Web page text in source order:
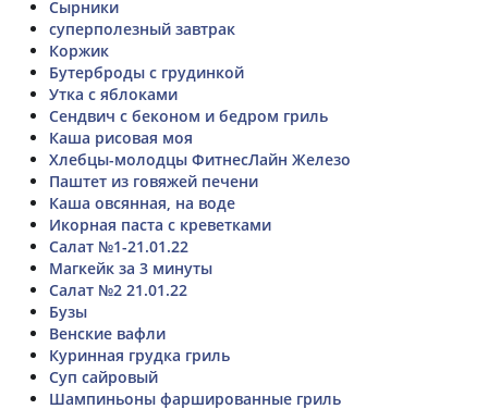
Сырники
суперполезный завтрак
Коржик
Бутерброды с грудинкой
Утка с яблоками
Сендвич с беконом и бедром гриль
Каша рисовая моя
Хлебцы-молодцы ФитнесЛайн Железо
Паштет из говяжей печени
Каша овсянная, на воде
Икорная паста с креветками
Салат №1-21.01.22
Магкейк за 3 минуты
Салат №2 21.01.22
Бузы
Венские вафли
Куринная грудка гриль
Суп сайровый
Шампиньоны фаршированные гриль